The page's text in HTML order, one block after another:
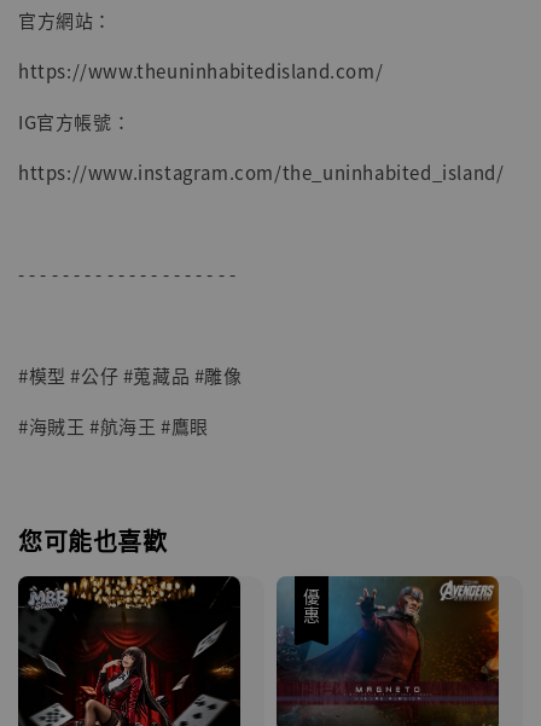
官方網站：
https://www.theuninhabitedisland.com/
IG官方帳號：
https://www.instagram.com/the_uninhabited_island/
- - - - - - - - - - - - - - - - - - - -
#模型 #公仔 #蒐藏品 #雕像
#海賊王 #航海王 #鷹眼
您可能也喜歡
優惠